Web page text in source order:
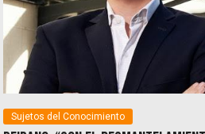
Sujetos del Conocimiento